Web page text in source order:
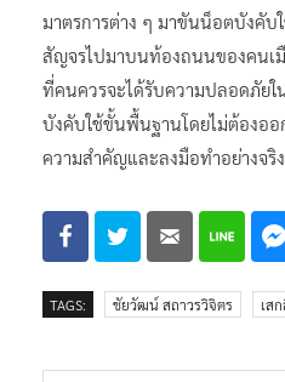
มาตรการต่าง ๆ มาขันน็อตบังคับ
สัญจรไปมาบนท้องถนนของคนเ
ที่คนควรจะได้รับความปลอดภัยใ
บังคับใช้ขั้นพื้นฐานโดยไม่ต้องอ
ความสำคัญและลงมือทำอย่างจริ
TAGS: ชัยวัฒน์ สถาวรวิจิตร เส